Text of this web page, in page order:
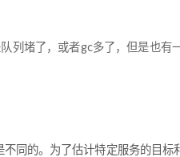
列堵了，或者gc多了，但是也有
同的。为了估计特定服务的目标